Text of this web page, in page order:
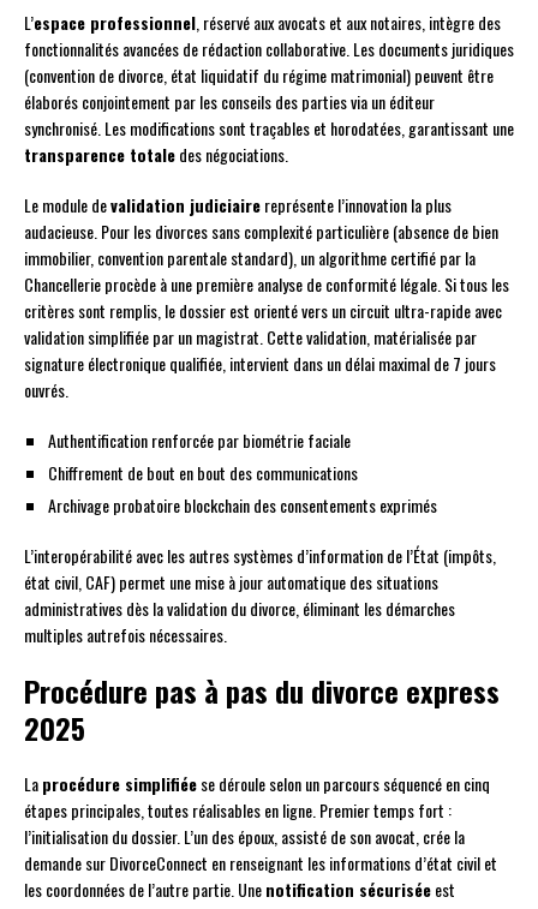
L’espace professionnel , réservé aux avocats et aux notaires, intègre des
fonctionnalités avancées de rédaction collaborative. Les documents juridiques
(convention de divorce, état liquidatif du régime matrimonial) peuvent être
élaborés conjointement par les conseils des parties via un éditeur
synchronisé. Les modifications sont traçables et horodatées, garantissant une
transparence totaledes négociations.
Le module devalidation judiciairereprésente l’innovation la plus
audacieuse. Pour les divorces sans complexité particulière (absence de bien
immobilier, convention parentale standard), un algorithme certifié par la
Chancellerie procède à une première analyse de conformité légale. Si tous les
critères sont remplis, le dossier est orienté vers un circuit ultra-rapide avec
validation simplifiée par un magistrat. Cette validation, matérialisée par
signature électronique qualifiée, intervient dans un délai maximal de 7 jours
ouvrés.
Authentification renforcée par biométrie faciale
Chiffrement de bout en bout des communications
Archivage probatoire blockchain des consentements exprimés
L’interopérabilité avec les autres systèmes d’information de l’État (impôts,
état civil, CAF) permet une mise à jour automatique des situations
administratives dès la validation du divorce, éliminant les démarches
multiples autrefois nécessaires.
Procédure pas à pas du divorce express
2025
Laprocédure simplifiéese déroule selon un parcours séquencé en cinq
étapes principales, toutes réalisables en ligne. Premier temps fort :
l’initialisation du dossier. L’un des époux, assisté de son avocat, crée la
demande sur DivorceConnect en renseignant les informations d’état civil et
les coordonnées de l’autre partie. Unenotification sécuriséeest